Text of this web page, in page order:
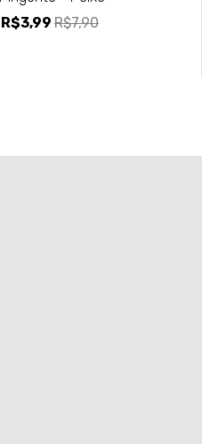
R$3,99 R$7,90